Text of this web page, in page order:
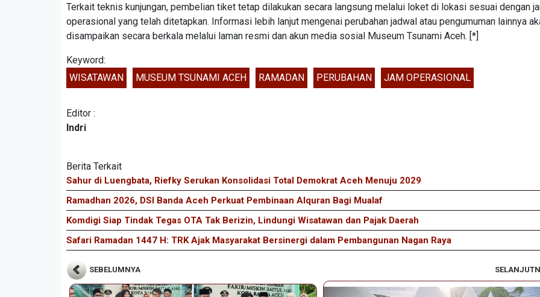
Terkait teknis kunjungan, pembelian tiket tetap dilakukan secara langsung melalui loket di lokasi sesuai dengan
operasional yang telah ditetapkan. Informasi lebih lanjut mengenai perubahan jadwal atau pengumuman lainnya
disampaikan secara berkala melalui laman resmi dan akun media sosial Museum Tsunami Aceh. [*]
Keyword:
WISATAWAN
MUSEUM TSUNAMI ACEH RAMADAN PERUBAHAN JAM OPERASIONAL
Editor :
Indri
Berita Terkait
Sahur di Luengbata, Riefky Serukan Konsolidasi Total Demokrat Aceh Menuju 2029
Ramadhan 2026, DSI Banda Aceh Perkuat Pembinaan Alquran Bagi Mualaf
Komdigi Siap Tindak Tegas OTA Tak Berizin, Lindungi Wisatawan dan Pajak Daerah
Safari Ramadan 1447 H: TRK Ajak Masyarakat Bersinergi dalam Pembangunan Nagan Raya
SEBELUMNYA